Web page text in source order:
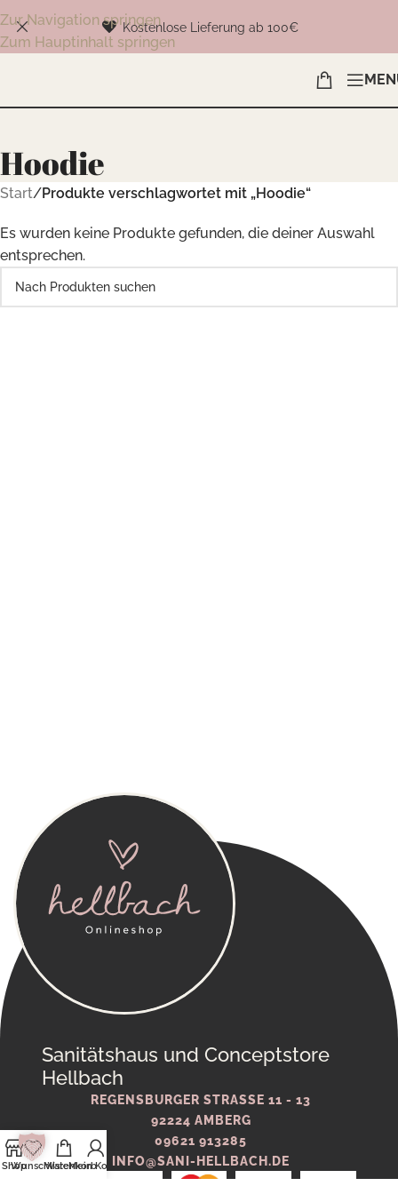
Zur Navigation springen
Zum Hauptinhalt springen
Kostenlose Lieferung ab 100€
Hoodie
Start/Produkte verschlagwortet mit „Hoodie“
Es wurden keine Produkte gefunden, die deiner Auswahl
entsprechen.
Sanitätshaus und Conceptstore
Hellbach
REGENSBURGER STRASSE 11 - 13
92224 AMBERG
09621 913285
INFO@SANI-HELLBACH.DE
Shop
WunschlisteWarenkorb
Mein Konto